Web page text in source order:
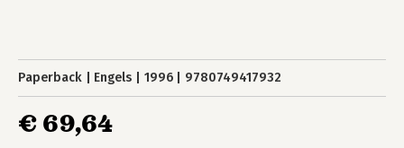
Paperback Engels 1996 9780749417932
€ 69,64